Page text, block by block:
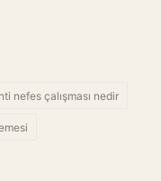
nefes çalışması nedir